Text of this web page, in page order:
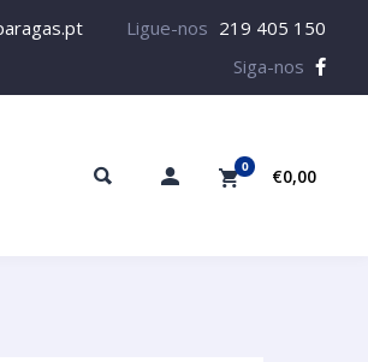
Ligue-nos 219 405 150
Siga-nos
0 €0,00